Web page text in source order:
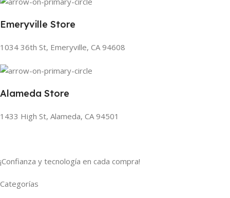
Emeryville Store
1034 36th St, Emeryville, CA 94608
Alameda Store
1433 High St, Alameda, CA 94501
¡Confianza y tecnología en cada compra!
Categorías